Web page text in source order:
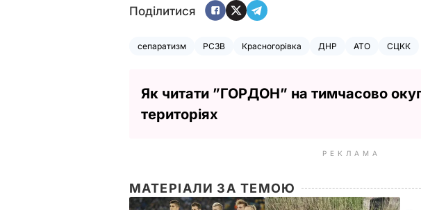
Поділитися
сепаратизм РСЗВ Красногорівка ДНР АТО СЦКК
Як читати ”ГОРДОН” на тимчасово
територіях
РЕКЛАМА
МАТЕРІАЛИ ЗА ТЕМОЮ